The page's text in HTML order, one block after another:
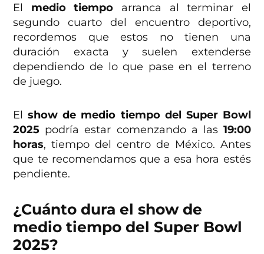
El medio tiempo arranca al terminar el
segundo cuarto del encuentro deportivo,
recordemos que estos no tienen una
duración exacta y suelen extenderse
dependiendo de lo que pase en el terreno
de juego.
Elshow de medio tiempo del Super Bowl
2025 podría estar comenzando a las 19:00
horas, tiempo del centro de México. Antes
que te recomendamos que a esa hora estés
pendiente.
¿Cuánto dura el show de
medio tiempo del Super Bowl
2025?